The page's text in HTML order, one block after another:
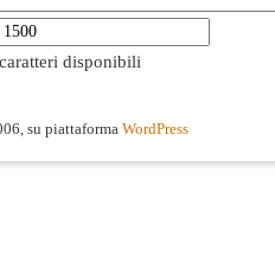
caratteri disponibili
su piattaforma WordPress